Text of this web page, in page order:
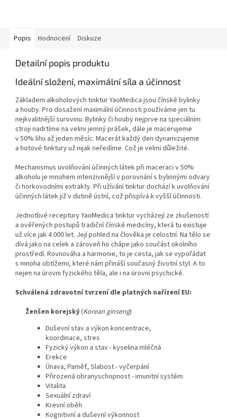
Popis Hodnocení Diskuze
Detailní popis produktu
Ideální složení, maximální síla a účinnost
Základem alkoholových tinktur YaoMedica jsou čínské bylinky
a houby. Pro dosažení maximální účinnosti používáme jen tu
nejkvalitnější surovinu. Bylinky či houby nejprve na speciálním
stroji nadrtíme na velmi jemný prášek, dále je macerujeme
v 50% lihu až jeden měsíc. Macerát každý den dynamizujeme
a hotové tinktury už nijak neředíme. Což je velmi důležité.
Mechanismus uvolňování účinných látek při maceraci v 50%
alkoholu je mnohem intenzivnější v porovnání s bylinnými odvary
či horkovodními extrakty. Při užívání tinktur dochází k uvolňování
účinných látek již v dutině ústní, což přispívá k vyšší účinnosti.
Jednotlivé receptury YaoMedica tinktur vycházejí ze zkušeností
a ověřených postupů tradiční čínské medicíny, která tu existuje
už více jak 4 000 let. Její pohled na člověka je celostní. Na tělo se
dívá jako na celek a zároveň ho chápe jako součást okolního
prostředí. Rovnováha a harmonie, to je cesta, jak se vypořádat
s mnoha obtížemi, které nám přináší současný životní styl. A to
nejen na úrovni fyzického těla, ale i na úrovni psychické.
Schválená zdravotní tvrzení dle platných nařízení EU:
Ženšen korejský(Korean ginseng)
Duševní stav a výkon koncentrace,
koordinace, stres
Fyzický výkon a stav - kyselina mléčná
Erekce
Únava, Paměť, Slabost - vyčerpání
Přirozená obranyschopnost - imunitní systém
Vitalita
Sexuální zdraví
Krevní oběh
Kognitivní a duševní výkonnost